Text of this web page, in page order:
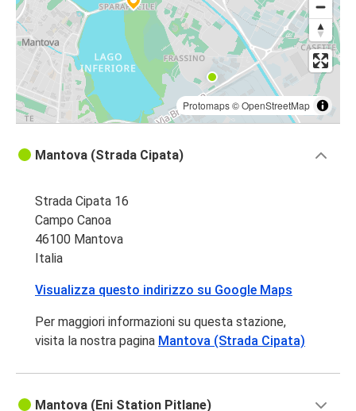
Protomaps©OpenStreetMap
Mantova (Strada Cipata)
Strada Cipata 16
Campo Canoa
46100 Mantova
Italia
Visualizza questo indirizzo su Google Maps
Per maggiori informazioni su questa stazione,
visita la nostra pagina Mantova (Strada Cipata)
Mantova (Eni Station Pitlane)